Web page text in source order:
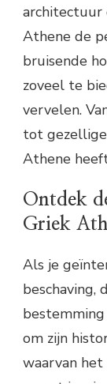
architectuur
Athene de
bruisende
zoveel te
vervelen.
tot
Athene
Ontdek
Griek
Als je
beschaving,
om zijn
waarvan